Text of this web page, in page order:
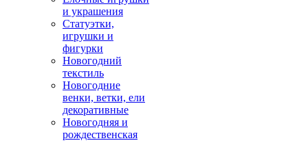
и украшения
Статуэтки,
игрушки и
фигурки
Новогодний
текстиль
Новогодние
венки, ветки, ели
декоративные
Новогодняя и
рождественская